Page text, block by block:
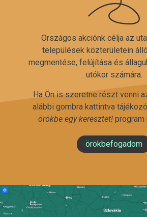
Országos akciónk célja az
települések közterületein
megmentése, felújítása és
utókor számára.
Ha Ön is szeretne részt venni
alábbi gombra kattintva
örökbe egy keresztet!program
örökbefogadom